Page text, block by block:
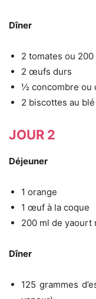
Dîner
2 tomates ou
2 œufs durs
½ concombre ou
2 biscottes au
JOUR 2
Déjeuner
1 orange
1 œuf à la coque
200 ml de yaourt
Dîner
125 grammes